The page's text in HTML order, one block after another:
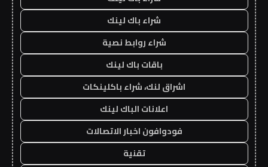
شراء باك لينك
شراء روابط نصية
باقات باك لينك
اشراق لنك، شراء باكلينكات
اعلانات الباك لينك
فودوافون اخبار الاتصالات
تقنية